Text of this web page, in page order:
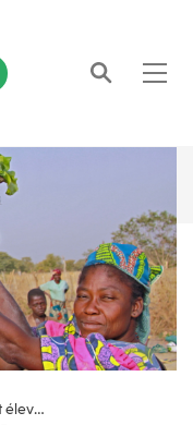
au Tchad